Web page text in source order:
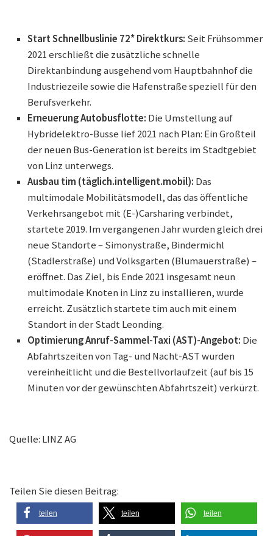
Start Schnellbuslinie 72* Direktkurs: Seit Frühsommer
2021 erschließt die zusätzliche schnelle
Direktanbindung ausgehend vom Hauptbahnhof die
Industriezeile sowie die Hafenstraße speziell für den
Berufsverkehr.
Erneuerung Autobusflotte: Die Umstellung auf
Hybridelektro-Busse lief 2021 nach Plan: Ein Großteil
der neuen Bus-Generation ist bereits im Stadtgebiet
von Linz unterwegs.
Ausbau tim (täglich.intelligent.mobil): Das
multimodale Mobilitätsmodell, das das öffentliche
Verkehrsangebot mit (E-)Carsharing verbindet,
startete 2019. Im vergangenen Jahr wurden gleich drei
neue Standorte – Simonystraße, Bindermichl
(Stadlerstraße) und Volksgarten (Blumauerstraße) –
eröffnet. Das Ziel, bis Ende 2021 insgesamt neun
multimodale Knoten in Linz zu installieren, wurde
erreicht. Zusätzlich startete tim auch mit einem
Standort in der Stadt Leonding.
Optimierung Anruf-Sammel-Taxi (AST)-Angebot: Die
Abfahrtszeiten von Tag- und Nacht-AST wurden
vereinheitlicht und die Bestellvorlaufzeit (auf bis 15
Minuten vor der gewünschten Abfahrtszeit) verkürzt.
Quelle: LINZ AG
Teilen Sie diesen Beitrag:
teilen teilen teilen